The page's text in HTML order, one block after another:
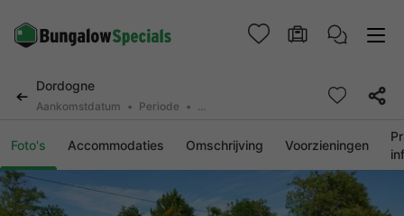
Dordogne
Aankomstdatum Periode 2 personen, 0 huisdier
Foto's Accommodaties Omschrijving Voorzieningen